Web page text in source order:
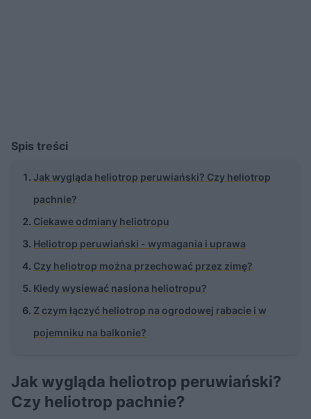
Spis treści
Jak wygląda heliotrop peruwiański? Czy heliotrop
pachnie?
Ciekawe odmiany heliotropu
Heliotrop peruwiański - wymagania i uprawa
Czy heliotrop można przechować przez zimę?
Kiedy wysiewać nasiona heliotropu?
Z czym łączyć heliotrop na ogrodowej rabacie i w
pojemniku na balkonie?
Jak wygląda heliotrop peruwiański?
Czy heliotrop pachnie?